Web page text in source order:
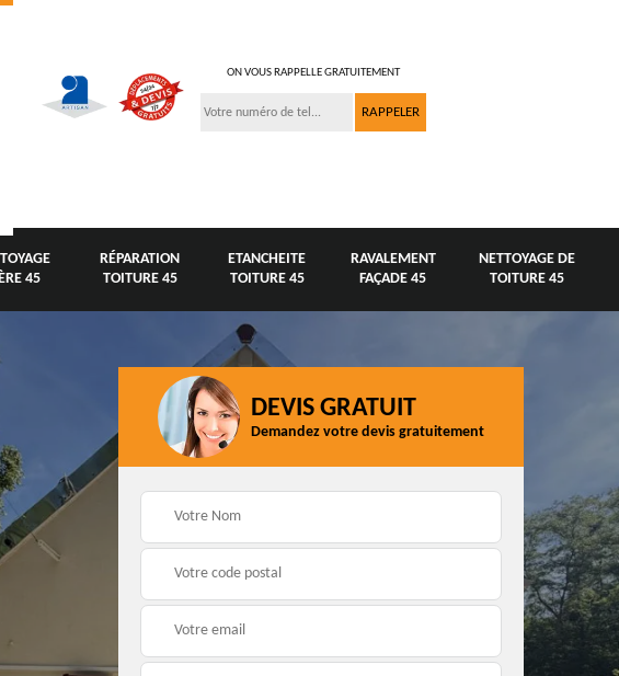
ON VOUS RAPPELLE GRATUITEMENT
45
RÉPARATION
TOITURE 45
ETANCHEITE
TOITURE 45
RAVALEMENT
FAÇADE 45
NETTOYAGE DE
TOITURE 45
tuile et
Pose nettoyage
gouttière 45
Réparation toiture 45
DEVIS GRATUIT
Demandez votre devis gratuitement